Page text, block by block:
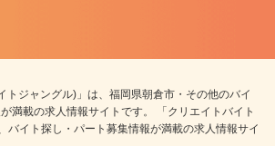
トジャングル)」は、福岡県朝倉市・その他のバイ
満載の求人情報サイトです。 「クリエイトバイト
バイト探し・パート募集情報が満載の求人情報サイ